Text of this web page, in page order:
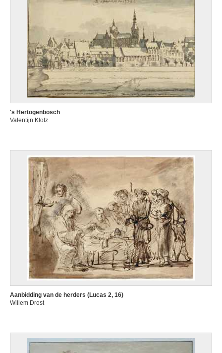
's Hertogenbosch
Valentijn Klotz
Aanbidding van de herders (Lucas 2, 16)
Willem Drost